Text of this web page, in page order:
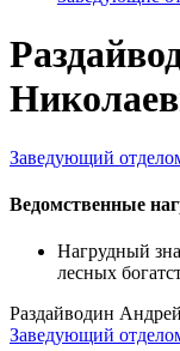
Заведующий
Ведомственные
Нагрудный
лесных
Раздайводин
Заведующий